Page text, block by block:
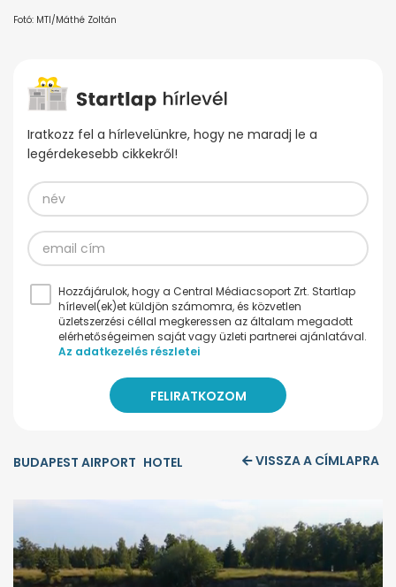
Fotó: MTI/Máthé Zoltán
Iratkozz fel a hírlevelünkre, hogy ne maradj le a
legérdekesebb cikkekről!
Hozzájárulok, hogy a Central Médiacsoport Zrt. Startlap
hírlevel(ek)et küldjön számomra, és közvetlen
üzletszerzési céllal megkeressen az általam megadott
elérhetőségeimen saját vagy üzleti partnerei ajánlatával.
Az adatkezelés részletei
BUDAPEST AIRPORT HOTEL VISSZA A CÍMLAPRA